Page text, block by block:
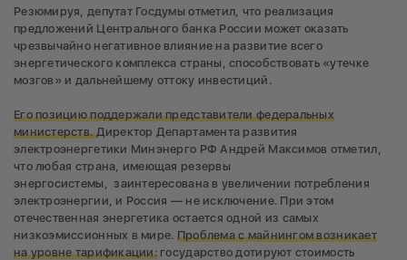
Резюмируя, депутат Госдумы отметил, что реализация
предложений Центрального банка России может оказать
чрезвычайно негативное влияние на развитие всего
энергетического комплекса страны, способствовать «утечке
мозгов» и дальнейшему оттоку инвестиций.
Его позицию поддержали представители федеральных
министерств.Директор Департамента развития
электроэнергетики Минэнерго РФ Андрей Максимов отметил,
что любая страна, имеющая резервы
энергосистемы, заинтересована в увеличении потребления
электроэнергии, и Россия — не исключение. При этом
отечественная энергетика остается одной из самых
низкоэмиссионных в мире. Проблема с майнингом возникает
на уровне тарификации:государство дотируют стоимость